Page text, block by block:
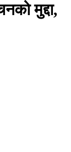
मुद्दा,